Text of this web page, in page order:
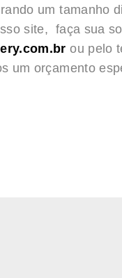
um tamanho
site, faça sua
ou pelo
um orçamento